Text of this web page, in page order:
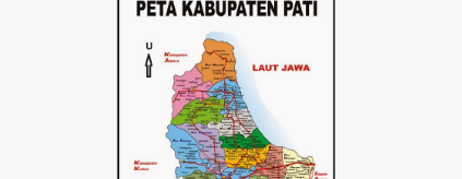
AKSI BELA DUKUNG PALESTINA
AKSI BORONG
AKSI DAMAI ANTI PREMANISME
AKSI DAMAI WARGA PATI
AKSI DEMO TOLAK KENAIKAN PAJAK